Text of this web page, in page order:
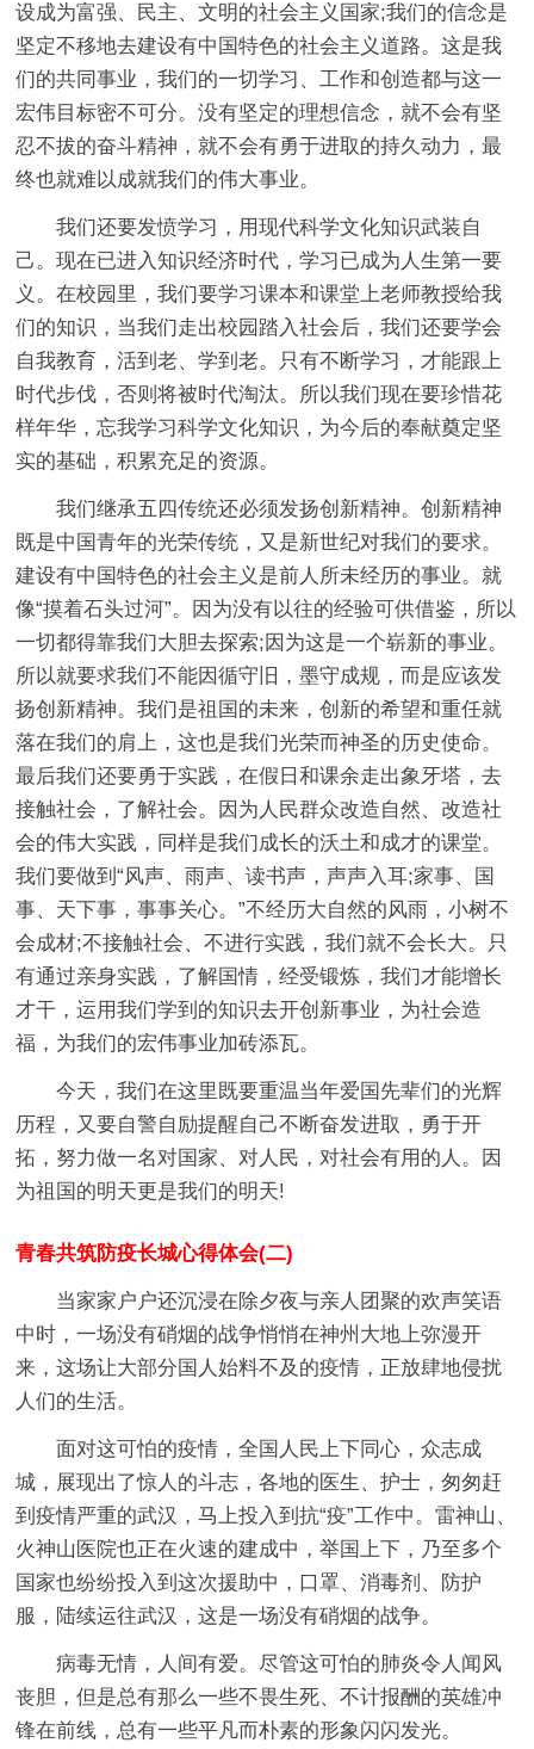
设成为富强、民主、文明的社会主义国家;我们的信念是
坚定不移地去建设有中国特色的社会主义道路。这是我
们的共同事业，我们的一切学习、工作和创造都与这一
宏伟目标密不可分。没有坚定的理想信念，就不会有坚
忍不拔的奋斗精神，就不会有勇于进取的持久动力，最
终也就难以成就我们的伟大事业。
我们还要发愤学习，用现代科学文化知识武装自
己。现在已进入知识经济时代，学习已成为人生第一要
义。在校园里，我们要学习课本和课堂上老师教授给我
们的知识，当我们走出校园踏入社会后，我们还要学会
自我教育，活到老、学到老。只有不断学习，才能跟上
时代步伐，否则将被时代淘汰。所以我们现在要珍惜花
样年华，忘我学习科学文化知识，为今后的奉献奠定坚
实的基础，积累充足的资源。
我们继承五四传统还必须发扬创新精神。创新精神
既是中国青年的光荣传统，又是新世纪对我们的要求。
建设有中国特色的社会主义是前人所未经历的事业。就
像“摸着石头过河”。因为没有以往的经验可供借鉴，所以
一切都得靠我们大胆去探索;因为这是一个崭新的事业。
所以就要求我们不能因循守旧，墨守成规，而是应该发
扬创新精神。我们是祖国的未来，创新的希望和重任就
落在我们的肩上，这也是我们光荣而神圣的历史使命。
最后我们还要勇于实践，在假日和课余走出象牙塔，去
接触社会，了解社会。因为人民群众改造自然、改造社
会的伟大实践，同样是我们成长的沃土和成才的课堂。
我们要做到“风声、雨声、读书声，声声入耳;家事、国
事、天下事，事事关心。”不经历大自然的风雨，小树不
会成材;不接触社会、不进行实践，我们就不会长大。只
有通过亲身实践，了解国情，经受锻炼，我们才能增长
才干，运用我们学到的知识去开创新事业，为社会造
福，为我们的宏伟事业加砖添瓦。
今天，我们在这里既要重温当年爱国先辈们的光辉
历程，又要自警自励提醒自己不断奋发进取，勇于开
拓，努力做一名对国家、对人民，对社会有用的人。因
为祖国的明天更是我们的明天!
青春共筑防疫长城心得体会(二)
当家家户户还沉浸在除夕夜与亲人团聚的欢声笑语
中时，一场没有硝烟的战争悄悄在神州大地上弥漫开
来，这场让大部分国人始料不及的疫情，正放肆地侵扰
人们的生活。
面对这可怕的疫情，全国人民上下同心，众志成
城，展现出了惊人的斗志，各地的医生、护士，匆匆赶
到疫情严重的武汉，马上投入到抗“疫”工作中。雷神山、
火神山医院也正在火速的建成中，举国上下，乃至多个
国家也纷纷投入到这次援助中，口罩、消毒剂、防护
服，陆续运往武汉，这是一场没有硝烟的战争。
病毒无情，人间有爱。尽管这可怕的肺炎令人闻风
丧胆，但是总有那么一些不畏生死、不计报酬的英雄冲
锋在前线，总有一些平凡而朴素的形象闪闪发光。